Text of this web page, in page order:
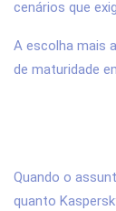
cenários que
A escolha mais
de maturidade
Quando o
quanto